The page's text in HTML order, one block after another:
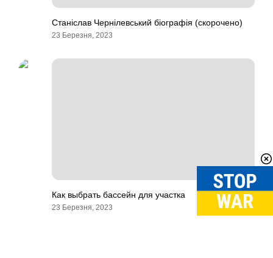
Станіслав Чернілевський біографія (скорочено)
23 Березня, 2023
Как выбрать бассейн для участка
23 Березня, 2023